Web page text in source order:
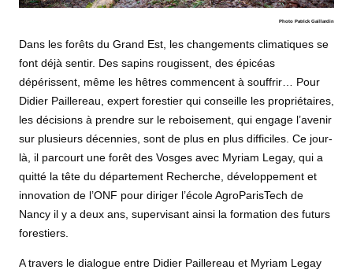
Photo Patrick Gaillardin
Dans les forêts du Grand Est, les changements climatiques se
font déjà sentir. Des sapins rougissent, des épicéas
dépérissent, même les hêtres commencent à souffrir… Pour
Didier Paillereau, expert forestier qui conseille les propriétaires,
les décisions à prendre sur le reboisement, qui engage l’avenir
sur plusieurs décennies, sont de plus en plus difficiles. Ce jour-
là, il parcourt une forêt des Vosges avec Myriam Legay, qui a
quitté la tête du département Recherche, développement et
innovation de l’ONF pour diriger l’école AgroParisTech de
Nancy il y a deux ans, supervisant ainsi la formation des futurs
forestiers.
A travers le dialogue entre Didier Paillereau et Myriam Legay